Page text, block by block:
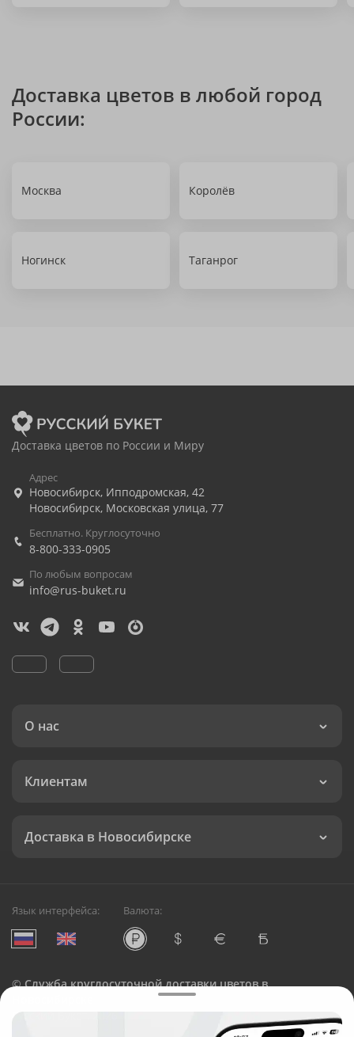
Доставка цветов в любой город
России:
Москва Королёв
Ногинск Таганрог
Доставка цветов по России и Миру
Адрес
Новосибирск, Ипподромская, 42
Новосибирск, Московская улица, 77
Бесплатно. Круглосуточно
8-800-333-0905
По любым вопросам
info@rus-buket.ru
О нас
Клиентам
Доставка в Новосибирске
Язык интерфейса: Валюта:
©Служба круглосуточной доставки цветов в
Русский Букет, 2026